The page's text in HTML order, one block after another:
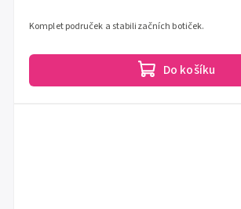
Do košíku
Komplet područek a stabilizačních botiček.